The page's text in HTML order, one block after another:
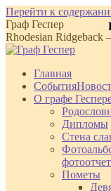
Перейти к
Граф Геспер
Rhodesian Ridgeback
Главная
События
О графе
Дипломы
Стена
Пометы